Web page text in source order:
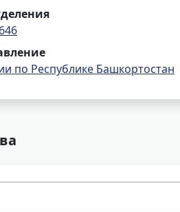
по Республике Башкортостан